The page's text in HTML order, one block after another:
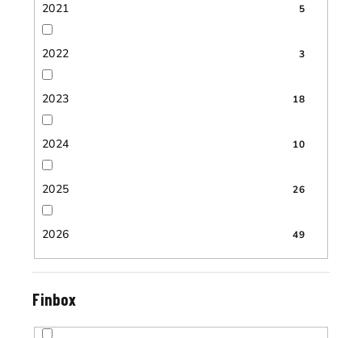
2021 5
2022 3
2023 18
2024 10
2025 26
2026 49
Finbox